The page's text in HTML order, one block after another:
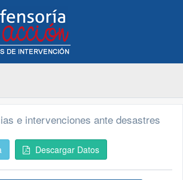
e intervenciones ante desastres
Descargar Datos